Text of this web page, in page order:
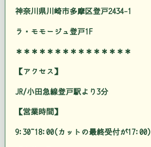
神奈川県川崎市多摩区登戸2434-1
ラ・モモージュ登戸1F
＊＊＊＊＊＊＊＊＊＊＊＊＊＊＊
【アクセス】
JR/小田急線登戸駅より3分
【営業時間】
9:30~18:00(カットの最終受付が17:00)